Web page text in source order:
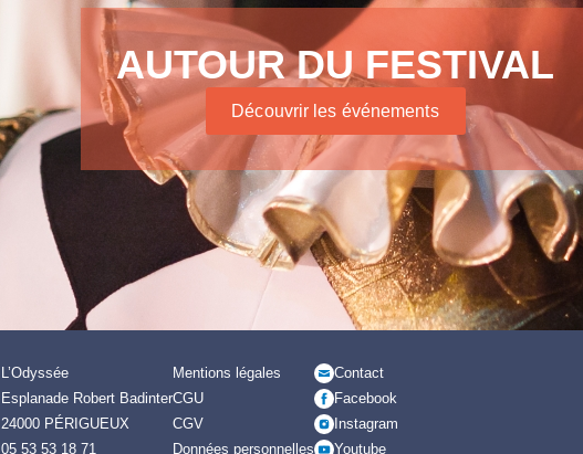
AUTOUR DU FESTIVAL
Découvrir les événements
L’Odyssée
Esplanade Robert Badinter
24000 PÉRIGUEUX
05 53 53 18 71
Mentions légales
CGU
CGV
Données personnelles
Contact
Facebook
Instagram
Youtube